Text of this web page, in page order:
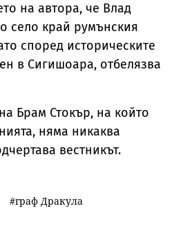
на автора, че Влад
село край румънския
според историческите
в Сигишоара, отбелязва
Брам Стокър, на който
няма никаква
вестникът.
граф Дракула